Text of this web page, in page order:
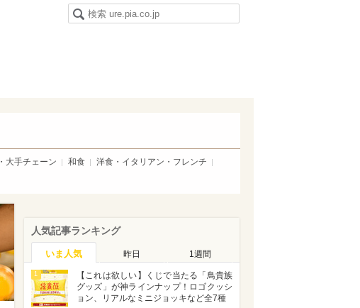
大手チェーン 和食
洋食・イタリアン・フレンチ
人気記事ランキング
いま人気 昨日 1週間
1
【これは欲しい】くじで当たる「鳥貴族
グッズ」が神ラインナップ！ロゴクッシ
ョン、リアルなミニジョッキなど全7種